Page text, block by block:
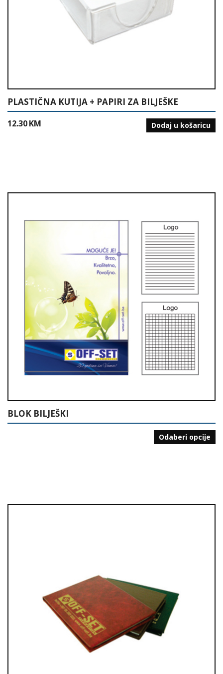
PLASTIČNA KUTIJA + PAPIRI ZA BILJEŠKE
12.30KM Dodaj u košaricu
BLOK BILJEŠKI
Odaberi opcije